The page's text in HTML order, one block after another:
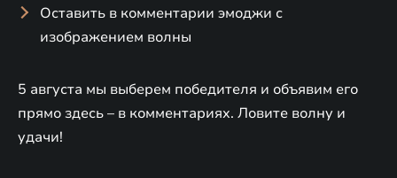
Оставить в комментарии эмоджи с
изображением волны
5 августа мы выберем победителя и объявим его
прямо здесь – в комментариях. Ловите волну и
удачи!